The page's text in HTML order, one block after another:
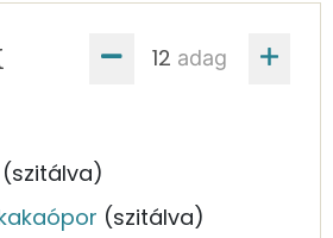
adag
(szitálva)
(szitálva)